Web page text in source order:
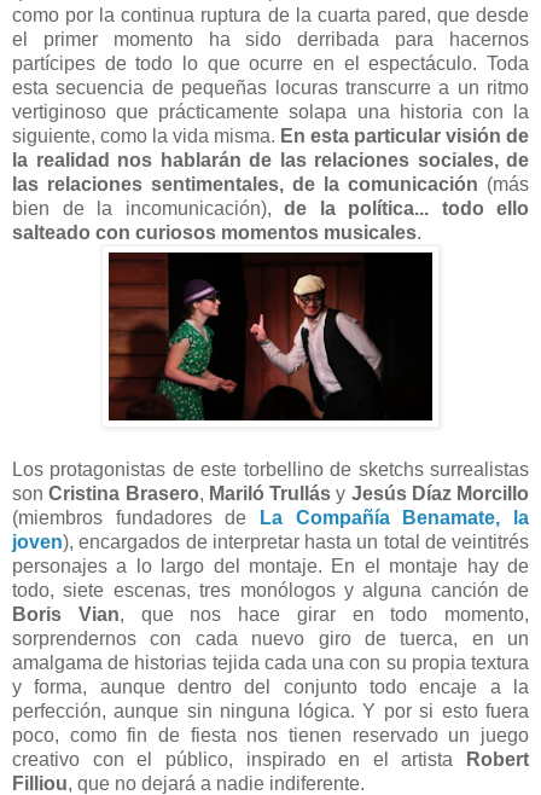
como por la continua ruptura de la cuarta pared, que desde
el primer momento ha sido derribada para hacernos
partícipes de todo lo que ocurre en el espectáculo. Toda
esta secuencia de pequeñas locuras transcurre a un ritmo
vertiginoso que prácticamente solapa una historia con la
siguiente, como la vida misma. En esta particular visión de
la realidad nos hablarán de las relaciones sociales, de
las relaciones sentimentales, de la comunicación (más
bien de la incomunicación), de la política... todo ello
salteado con curiosos momentos musicales.
Los protagonistas de este torbellino de sketchs surrealistas
sonCristina Brasero, Mariló Trullás y Jesús Díaz Morcillo
(miembros fundadores de
La Compañía Benamate, la
joven), encargados de interpretar hasta un total de veintitrés
personajes a lo largo del montaje. En el montaje hay de
todo, siete escenas, tres monólogos y alguna canción de
Boris Vian, que nos hace girar en todo momento,
sorprendernos con cada nuevo giro de tuerca, en un
amalgama de historias tejida cada una con su propia textura
y forma, aunque dentro del conjunto todo encaje a la
perfección, aunque sin ninguna lógica. Y por si esto fuera
poco, como fin de fiesta nos tienen reservado un juego
creativo con el público, inspirado en el artista
Robert
Filliou, que no dejará a nadie indiferente.